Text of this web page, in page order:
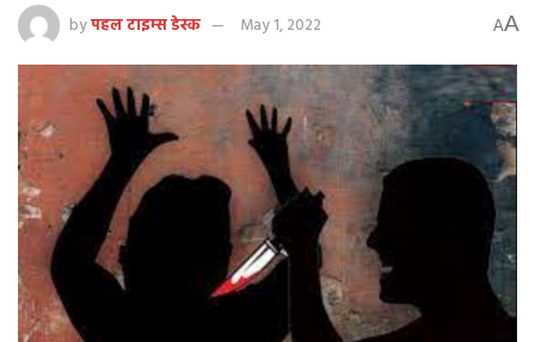
byपहल टाइम्स डेस्क May 1, 2022 AA